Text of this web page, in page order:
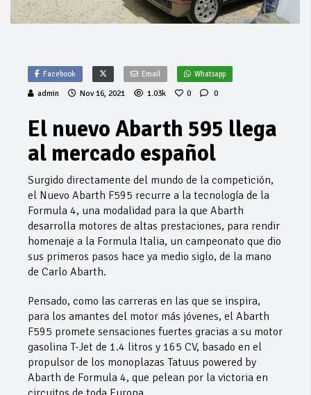
Facebook Email Whatsapp
admin Nov 16, 2021 1.03k 0 0
El nuevo Abarth 595 llega
al mercado español
Surgido directamente del mundo de la competición,
el Nuevo Abarth F595 recurre a la tecnología de la
Formula 4, una modalidad para la que Abarth
desarrolla motores de altas prestaciones, para rendir
homenaje a la Formula Italia, un campeonato que dio
sus primeros pasos hace ya medio siglo, de la mano
de Carlo Abarth.
Pensado, como las carreras en las que se inspira,
para los amantes del motor más jóvenes, el Abarth
F595 promete sensaciones fuertes gracias a su motor
gasolina T-Jet de 1.4 litros y 165 CV, basado en el
propulsor de los monoplazas Tatuus powered by
Abarth de Formula 4, que pelean por la victoria en